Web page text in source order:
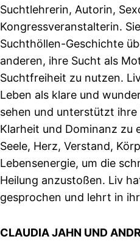
Suchtlehrerin, Autorin,
Kongressveranstalterin.
Suchthöllen-Geschichte
anderen, ihre Sucht als
Suchtfreiheit zu nutzen.
Leben als klare und
sehen und unterstützt ihre
Klarheit und Dominanz zu
Seele, Herz, Verstand,
Lebensenergie, um die
Heilung anzustoßen. Liv
gesprochen und lehrt in
CLAUDIA JAHN UND